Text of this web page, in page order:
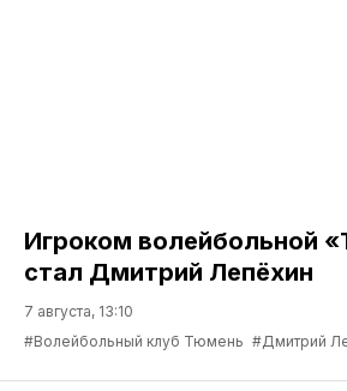
Игроком волейбольной
стал Дмитрий Лепёхин
7 августа, 13:10
#Волейбольный клуб Тюмень #Дмитрий